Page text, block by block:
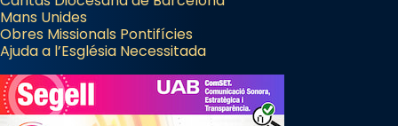
Mans Unides
Obres Missionals Pontifícies
Ajuda a l’Església Necessitada